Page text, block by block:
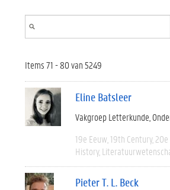
Items 71 - 80 van 5249
Eline Batsleer
Vakgroep Letterkunde
19e Eeuw 19th Century 20e
History
Pieter T. L. Beck